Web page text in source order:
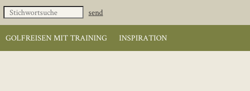
GOLFREISEN MIT TRAINING INSPIRATION